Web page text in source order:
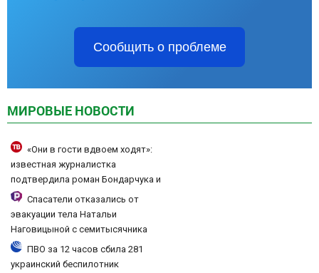
Сообщить о проблеме
МИРОВЫЕ НОВОСТИ
«Они в гости вдвоем ходят»:
известная журналистка
подтвердила роман Бондарчука и
Исаковой
Спасатели отказались от
эвакуации тела Натальи
Наговицыной с семитысячника
ПВО за 12 часов сбила 281
украинский беспилотник